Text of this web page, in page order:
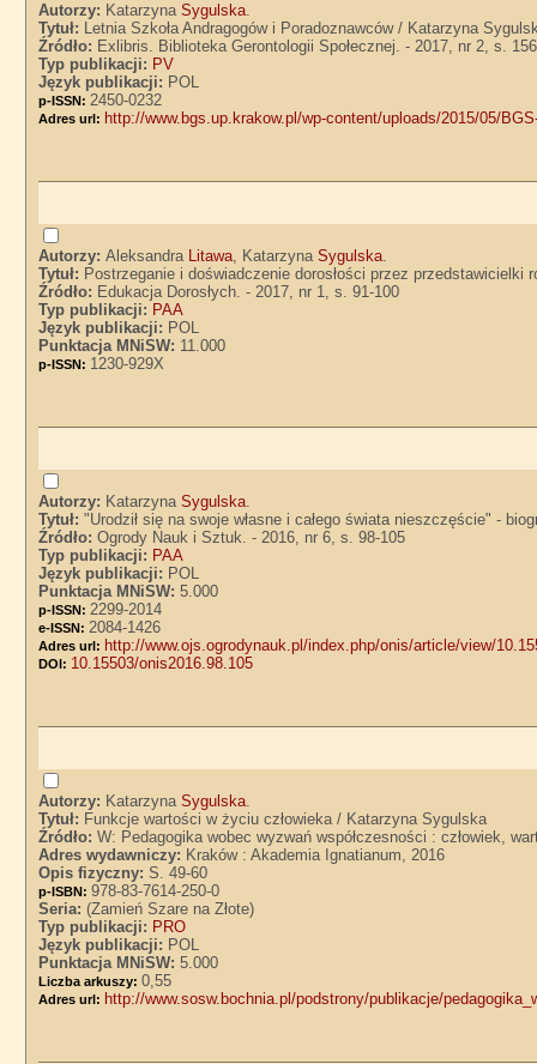
Autorzy: KatarzynaSygulska.
Tytuł: Letnia Szkoła Andragogów i Poradoznawców / Katarzyna
Źródło: Exlibris. Biblioteka Gerontologii Społecznej. - 2017, nr 2, s.
Typ publikacji: PV
Język publikacji: POL
p-ISSN: 2450-0232
Adres url: http://www.bgs.up.krakow.pl/wp-content/uploads/2015/05/
Autorzy:Aleksandra Litawa, KatarzynaSygulska.
Tytuł: Postrzeganie i doświadczenie dorosłości przez
Źródło: Edukacja Dorosłych. - 2017, nr 1, s. 91-100
Typ publikacji: PAA
Język publikacji: POL
Punktacja MNiSW: 11.000
p-ISSN: 1230-929X
Autorzy: KatarzynaSygulska.
Tytuł:"Urodził się na swoje własne i całego świata nieszczęście" -
Źródło:Ogrody Nauk i Sztuk. - 2016, nr 6, s. 98-105
Typ publikacji: PAA
Język publikacji: POL
Punktacja MNiSW:5.000
p-ISSN: 2299-2014
e-ISSN: 2084-1426
Adres url: http://www.ojs.ogrodynauk.pl/index.php/onis/article/view/
DOI: 10.15503/onis2016.98.105
Autorzy: KatarzynaSygulska.
Tytuł: Funkcje wartości w życiu człowieka / Katarzyna Sygulska
Źródło:W: Pedagogika wobec wyzwań współczesności : człowiek,
Adres wydawniczy: Kraków : Akademia Ignatianum, 2016
Opis fizyczny:S. 49-60
p-ISBN:978-83-7614-250-0
Seria:(Zamień Szare na Złote)
Typ publikacji: PRO
Język publikacji: POL
Punktacja MNiSW:5.000
Liczba arkuszy:0,55
Adres url: http://www.sosw.bochnia.pl/podstrony/publikacje/